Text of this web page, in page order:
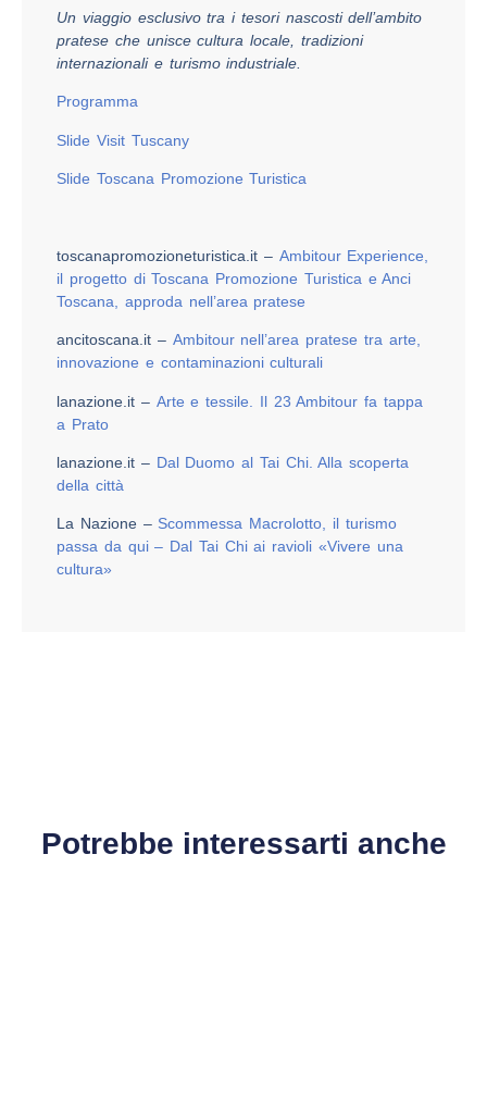
Un viaggio esclusivo tra i tesori nascosti dell’ambito
pratese che unisce cultura locale, tradizioni
internazionali e turismo industriale.
Programma
Slide Visit Tuscany
Slide Toscana Promozione Turistica
toscanapromozioneturistica.it – Ambitour Experience,
il progetto di Toscana Promozione Turistica e Anci
Toscana, approda nell’area pratese
ancitoscana.it – Ambitour nell’area pratese tra arte,
innovazione e contaminazioni culturali
lanazione.it – Arte e tessile. Il 23 Ambitour fa tappa
a Prato
lanazione.it – Dal Duomo al Tai Chi. Alla scoperta
della città
La Nazione – Scommessa Macrolotto, il turismo
passa da qui – Dal Tai Chi ai ravioli «Vivere una
cultura»
Potrebbe interessarti anche